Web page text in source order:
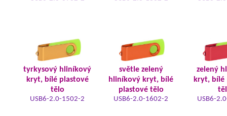
tyrkysový hliníkový
kryt, bílé plastové
tělo
USB6-2.0-1502-2
světle zelený
hliníkový kryt, bílé
plastové tělo
USB6-2.0-1602-2
zelený
kryt, bílé
USB6-